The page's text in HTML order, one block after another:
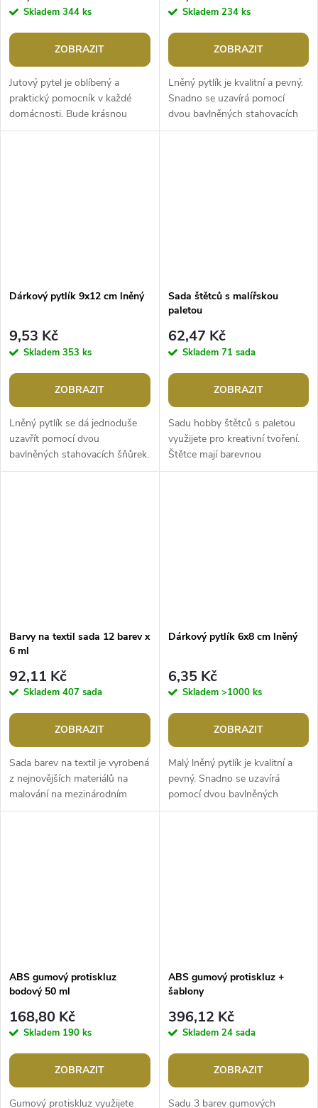
Skladem 344 ks
ZOBRAZIT
Jutový pytel je oblíbený a
praktický pomocník v každé
domácnosti. Bude krásnou
celoroční dekorací. Obzvláště je
Skladem 234 ks
ZOBRAZIT
Lněný pytlík je kvalitní a pevný.
Snadno se uzavírá pomocí
dvou bavlněných stahovacích
šňůrek. Použití: pytlík je vhodný
Dárkový pytlík 9x12 cm lněný
9,53 Kč
Skladem 353 ks
ZOBRAZIT
Lněný pytlík se dá jednoduše
uzavřít pomocí dvou
bavlněných stahovacích šňůrek.
Použití: využijete jej k
Sada štětců s malířskou
paletou
62,47 Kč
Skladem 71 sada
ZOBRAZIT
Sadu hobby štětců s paletou
využijete pro kreativní tvoření.
Štětce mají barevnou
transparentní rukojeť. Jsou
Barvy na textil sada 12 barev x
6 ml
92,11 Kč
Skladem 407 sada
ZOBRAZIT
Sada barev na textil je vyrobená
z nejnovějších materiálů na
malování na mezinárodním
trhu. Barvy jsou bezolovnaté a
Dárkový pytlík 6x8 cm lněný
6,35 Kč
Skladem >1000 ks
ZOBRAZIT
Malý lněný pytlík je kvalitní a
pevný. Snadno se uzavírá
pomocí dvou bavlněných
stahovacích šňůrek. Po
ABS gumový protiskluz
bodový 50 ml
168,80 Kč
Skladem 190 ks
ZOBRAZIT
Gumový protiskluz využijete
ABS gumový protiskluz +
šablony
396,12 Kč
Skladem 24 sada
ZOBRAZIT
Sadu 3 barev gumových